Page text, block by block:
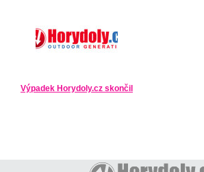
Výpadek Horydoly.cz skončil